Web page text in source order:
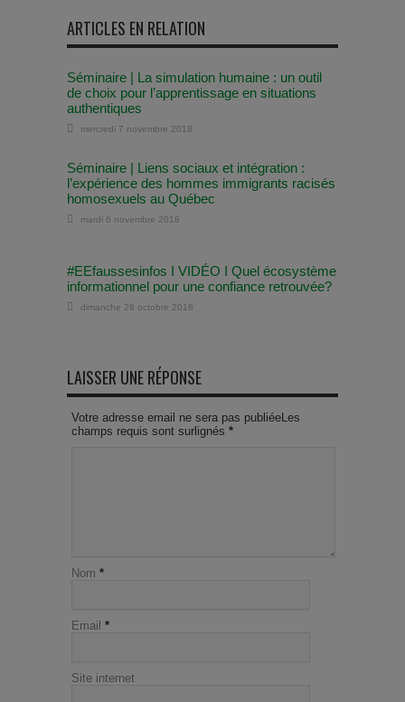
ARTICLES EN RELATION
Séminaire | La simulation humaine : un outil
de choix pour l’apprentissage en situations
authentiques
mercredi 7 novembre 2018
Séminaire | Liens sociaux et intégration :
l’expérience des hommes immigrants racisés
homosexuels au Québec
mardi 6 novembre 2018
#EEfaussesinfos I VIDÉO I Quel écosystème
informationnel pour une confiance retrouvée?
dimanche 28 octobre 2018
LAISSER UNE RÉPONSE
Votre adresse email ne sera pas publiéeLes
champs requis sont surlignés *
Nom *
Email *
Site internet